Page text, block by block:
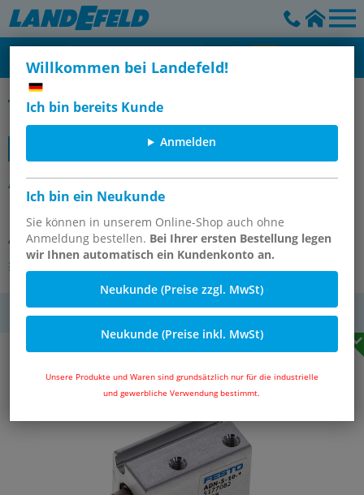
Willkommen bei Landefeld!
Ich bin bereits Kunde
Anmelden
Ich bin ein Neukunde
Sie können in unserem Online-Shop auch ohne
Anmeldung bestellen. Bei Ihrer ersten Bestellung legen
wir Ihnen automatisch ein Kundenkonto an.
Neukunde (Preise zzgl. MwSt)
Neukunde (Preise inkl. MwSt)
Unsere Produkte und Waren sind grundsätzlich nur für die industrielle
und gewerbliche Verwendung bestimmt.
Kompaktzylinder, doppeltwirkend ADN-S
ADN-S-10-5-I-A (5177082)
Kompaktzylinder
Artikelnummer: OT-FESTO079257
Andere Varianten des Artikels
MwSt.